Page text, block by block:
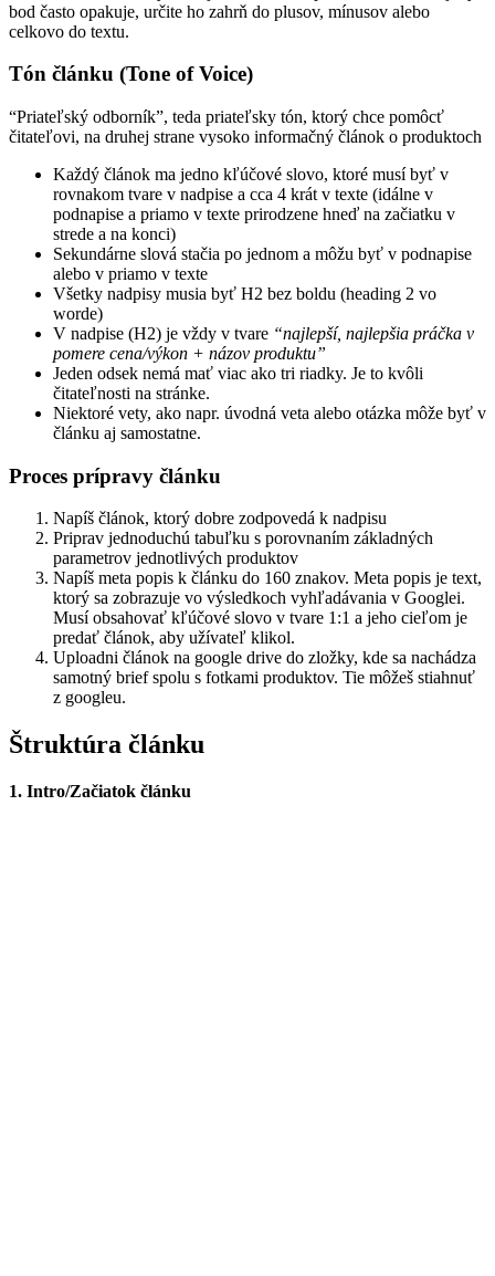
bod často opakuje, určite ho zahrň do plusov, mínusov alebo
celkovo do textu.
Tón článku (Tone of Voice)
“Priateľský odborník”, teda priateľsky tón, ktorý chce pomôcť
čitateľovi, na druhej strane vysoko informačný článok o produktoch
Každý článok ma jedno kľúčové slovo, ktoré musí byť v
rovnakom tvare v nadpise a cca 4 krát v texte (idálne v
podnapise a priamo v texte prirodzene hneď na začiatku v
strede a na konci)
Sekundárne slová stačia po jednom a môžu byť v podnapise
alebo v priamo v texte
Všetky nadpisy musia byť H2 bez boldu (heading 2 vo
worde)
V nadpise (H2) je vždy v tvare “najlepší, najlepšia práčka v
pomere cena/výkon + názov produktu”
Jeden odsek nemá mať viac ako tri riadky. Je to kvôli
čitateľnosti na stránke.
Niektoré vety, ako napr. úvodná veta alebo otázka môže byť v
článku aj samostatne.
Proces prípravy článku
Napíš článok, ktorý dobre zodpovedá k nadpisu
Priprav jednoduchú tabuľku s porovnaním základných
parametrov jednotlivých produktov
Napíš meta popis k článku do 160 znakov. Meta popis je text,
ktorý sa zobrazuje vo výsledkoch vyhľadávania v Googlei.
Musí obsahovať kľúčové slovo v tvare 1:1 a jeho cieľom je
predať článok, aby užívateľ klikol.
Uploadni článok na google drive do zložky, kde sa nachádza
samotný brief spolu s fotkami produktov. Tie môžeš stiahnuť
z googleu.
Štruktúra článku
1. Intro/Začiatok článku